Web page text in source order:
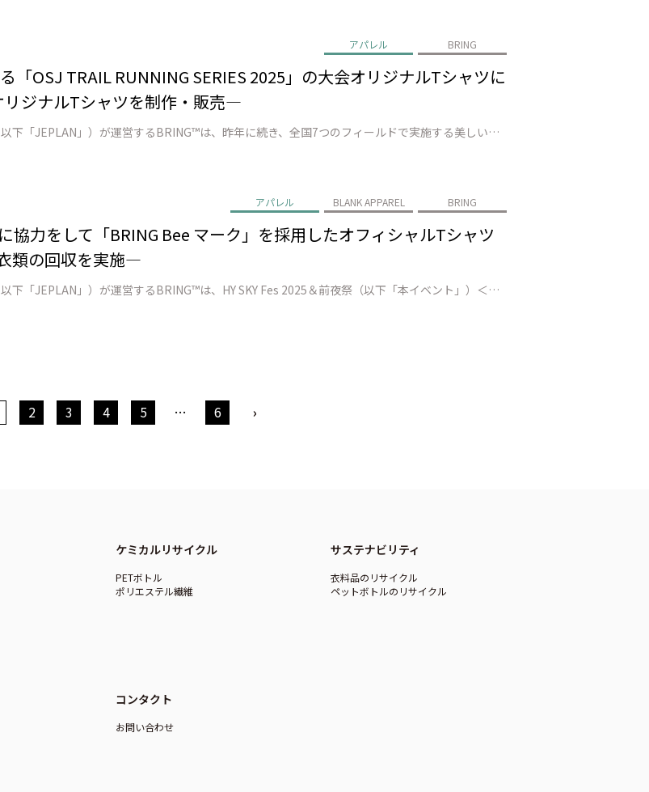
アパレル BRING
「OSJ TRAIL RUNNING SERIES 2025」の大会オリジナルTシャツに
ジナルTシャツを制作・販売―
株式会社JEPLAN（代表取締役 執行役員社長：髙尾 正樹、以下「JEPLAN」）が運営するBRING™は、昨年に続き、全国7つのフィールドで実施する美しい自然の中を駆け抜けるトレイルランニングシリーズ「OSJ TRAIL RUNNING SERIES 2025（以下「本大会」）」に協力をして、100%繊維由来の再生ポ…
アパレル BLANK APPAREL BRING
協力をして「BRING Bee マーク」を採用したオフィシャルTシャツ
類の回収を実施―
株式会社JEPLAN（代表取締役 執行役員社長：髙尾 正樹、以下「JEPLAN」）が運営するBRING™は、HY SKY Fes 2025＆前夜祭（以下「本イベント」）＜会期：2025年3月14日（金）～16日（日）／会場：沖縄県総合運動公園 多目的広場＞に協力をして、「BRING Beeマーク」を採用したオフィシャル…
2 3 4 5 … 6 ›
ケミカルリサイクル
PETボトル
ポリエステル繊維
サステナビリティ
衣料品のリサイクル
ペットボトルのリサイクル
コンタクト
お問い合わせ